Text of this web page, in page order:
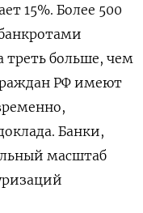
15%. Более 500
больше, чем
РФ имеют
Банки,
масштаб